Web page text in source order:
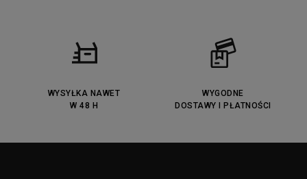
WYSYŁKA NAWET
W 48 H
WYGODNE
DOSTAWY I PŁATNOŚCI